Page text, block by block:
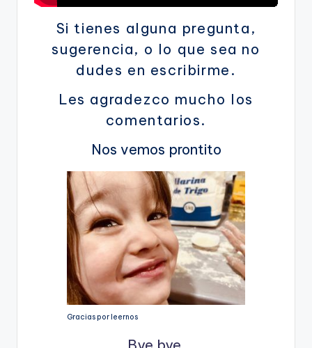
Si tienes alguna pregunta,
sugerencia, o lo que sea no
dudes en escribirme.
Les agradezco mucho los
comentarios.
Nos vemos prontito
Gracias por leernos